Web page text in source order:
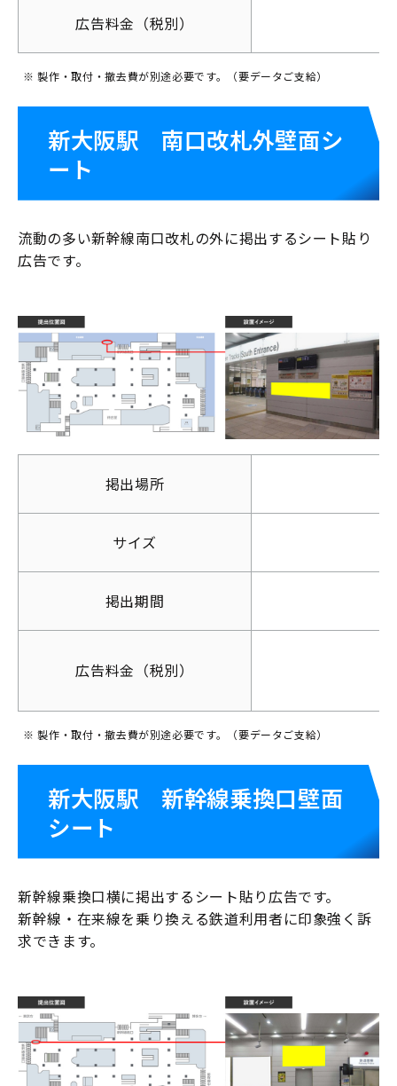
広告料金（税別）
※ 製作・取付・撤去費が別途必要です。（要データご支給）
新大阪駅 南口改札外壁面シ
ート
流動の多い新幹線南口改札の外に掲出するシート貼り
広告です。
掲出場所
サイズ
掲出期間
広告料金（税別）
※ 製作・取付・撤去費が別途必要です。（要データご支給）
新大阪駅 新幹線乗換口壁面
シート
新幹線乗換口横に掲出するシート貼り広告です。
新幹線・在来線を乗り換える鉄道利用者に印象強く訴
求できます。